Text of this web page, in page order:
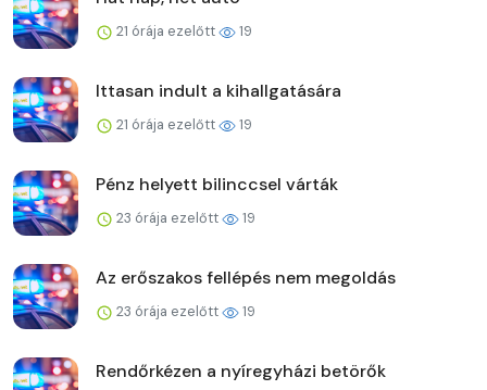
21 órája ezelőtt 19
Ittasan indult a kihallgatására
21 órája ezelőtt 19
Pénz helyett bilinccsel várták
23 órája ezelőtt 19
Az erőszakos fellépés nem megoldás
23 órája ezelőtt 19
Rendőrkézen a nyíregyházi betörők